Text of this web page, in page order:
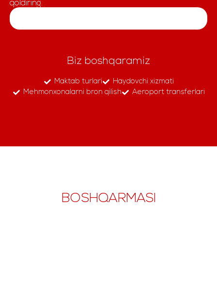
qoldiring.
Biz boshqaramiz
Maktab turlari
Haydovchi xizmati
Mehmonxonalarni bron qilish
Aeroport transferlari
BOSHQARMASI